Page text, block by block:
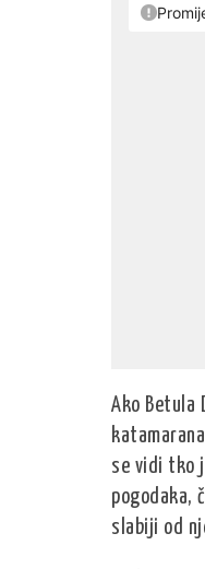
Ako Betula
se vidi tko
pogodaka,
slabiji od